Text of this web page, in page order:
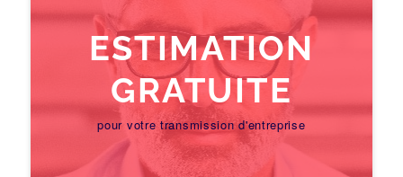
ESTIMATION
GRATUITE
pour votre transmission d'entreprise